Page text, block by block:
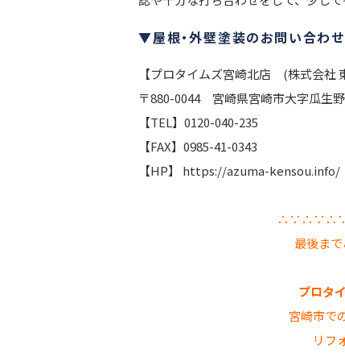
▼屋根・外壁塗装のお問い合わ
【プロタイムズ宮崎北店 (株式会社
〒880-0044 宮崎県宮崎市大字瓜生
【TEL】0120-040-235
【FAX】0985-41-0343
【HP】 https://azuma-kensou.info/
最後ま
プロタ
宮崎市で
リフ